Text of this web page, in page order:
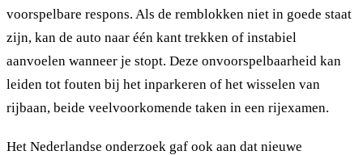
voorspelbare respons. Als de remblokken niet in goede staat
zijn, kan de auto naar één kant trekken of instabiel
aanvoelen wanneer je stopt. Deze onvoorspelbaarheid kan
leiden tot fouten bij het inparkeren of het wisselen van
rijbaan, beide veelvoorkomende taken in een rijexamen.
Het Nederlandse onderzoek gaf ook aan dat nieuwe